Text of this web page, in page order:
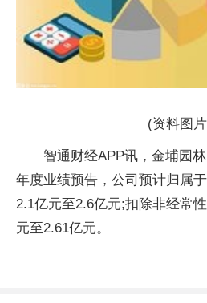
(资料图
智通财经APP讯，金埔园
年度业绩预告，公司预计归属
2.1亿元至2.6亿元;扣除非经常
元至2.61亿元。